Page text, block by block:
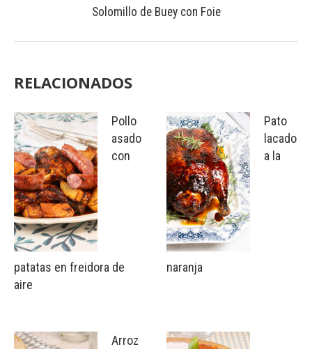
Solomillo de Buey con Foie
RELACIONADOS
Pollo
asado
con
patatas en freidora de
aire
Arroz
Pato
lacado
a la
naranja